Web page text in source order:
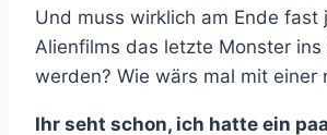
Und muss wirklich am Ende fast
Alienfilms das letzte Monster ins
werden? Wie wärs mal mit einer
Ihr seht schon, ich hatte ein